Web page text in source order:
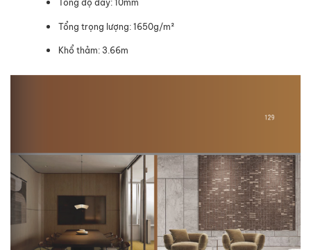
Tổng độ dày: 10mm
Tổng trọng lượng: 1650g/m²
Khổ thảm: 3.66m